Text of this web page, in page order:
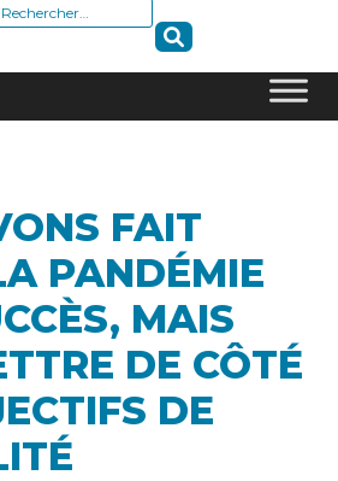
Rechercher :
FAIT
PANDÉMIE
MAIS
DE CÔTÉ
DE